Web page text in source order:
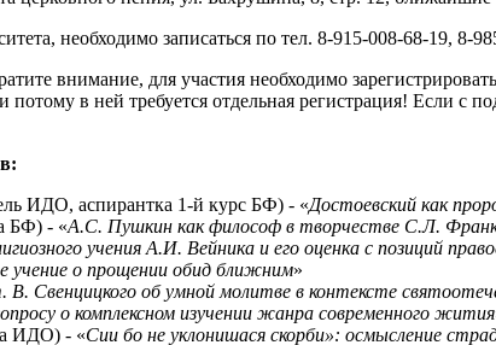
необходимо записаться по тел. 8-915-008-68-19, 8-
внимание, для участия необходимо
в ней требуется отдельная регистрация! Если с
ИДО, аспирантка 1-й курс БФ) - «Достоевский как
БФ) - «А.С. Пушкин как философ в творчестве С.Л.
учения А.И. Вейника и его оценка с позиций
учение о прощении обид ближним»
В. Свенцицкого об умной молитве в контексте
о комплексном изучении жанра современного жития
ИДО) - «Сии бо не уклонишася скорби»: осмысление